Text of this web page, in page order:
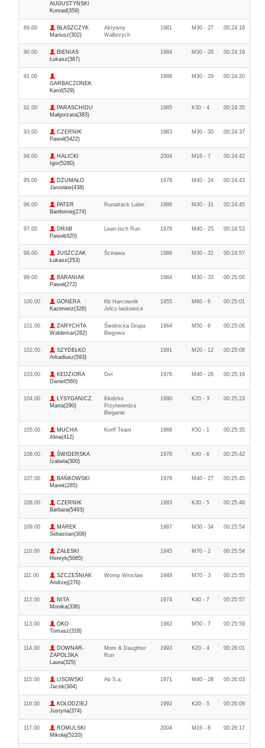
AUGUSTYŃSKI
Konrad(359)
89.00
BŁASZCZYK
Mariusz(302)
Aktywny
Wałbrzych
1981 M30 - 27 00:24:18
90.00
BIENIAS
Łukasz(367)
1984 M30 - 28 00:24:19
91.00
GARBACZONEK
Karol(529)
1988 M30 - 29 00:24:20
92.00
PARASCHIDU
Małgorzata(383)
1985 K30 - 4 00:24:35
93.00
CZERNIK
Paweł(5422)
1983 M30 - 30 00:24:37
94.00
HALICKI
Igor(5280)
2004 M16 - 7 00:24:42
95.00
DŻUMAŁO
Jarosław(438)
1978 M40 - 24 00:24:43
96.00
PATER
Bartłomiej(274)
Runattack Lubin 1986 M30 - 31 00:24:45
97.00
DRAB
Paweł(420)
Lean-tech Run 1978 M40 - 25 00:24:53
98.00
JUSZCZAK
Łukasz(253)
Ścinawa 1989 M30 - 32 00:24:57
99.00
BARANIAK
Paweł(272)
1984 M30 - 33 00:25:00
100.00
GONERA
Kazimierz(326)
Kb Harcownik
Jelcz-laskowice
1955 M60 - 6 00:25:01
101.00
ZARYCHTA
Waldemar(262)
Świdnicka Grupa
Biegowa
1964 M50 - 6 00:25:06
102.00
SZYDEŁKO
Arkadiusz(593)
1991 M20 - 12 00:25:08
103.00
KEDZIORA
Daniel(560)
Gvt 1976 M40 - 26 00:25:16
104.00
ŁYSYGANICZ
Marta(290)
Kłodzko
Przytwierdza
Bieganie
1990 K20 - 3 00:25:23
105.00
MUCHA
Alina(412)
Korff Team 1968 K50 - 1 00:25:35
106.00
ŚWIDERSKA
Izabela(300)
1976 K40 - 6 00:25:42
107.00
BAŃKOWSKI
Marek(285)
1978 M40 - 27 00:25:45
108.00
CZERNIK
Barbara(5493)
1983 K30 - 5 00:25:48
109.00
MAREK
Sebastian(308)
1987 M30 - 34 00:25:54
110.00
ZAŁESKI
Henryk(5065)
1945 M70 - 2 00:25:54
111.00
SZCZEŚNIAK
Andrzej(276)
Womp Wrocław 1949 M70 - 3 00:25:55
112.00
NITA
Monika(336)
1974 K40 - 7 00:25:57
113.00
OKO
Tomasz(318)
1962 M50 - 7 00:25:59
114.00
DOWNAR-
ZAPOLSKA
Laura(325)
Mom & Daughter
Run
1993 K20 - 4 00:26:01
115.00
LISOWSKI
Jacek(304)
Ab S.a. 1971 M40 - 28 00:26:03
116.00
KOŁODZIEJ
Justyna(374)
1992 K20 - 5 00:26:09
117.00
ROMULSKI
Mikołaj(5220)
2004 M16 - 8 00:26:17